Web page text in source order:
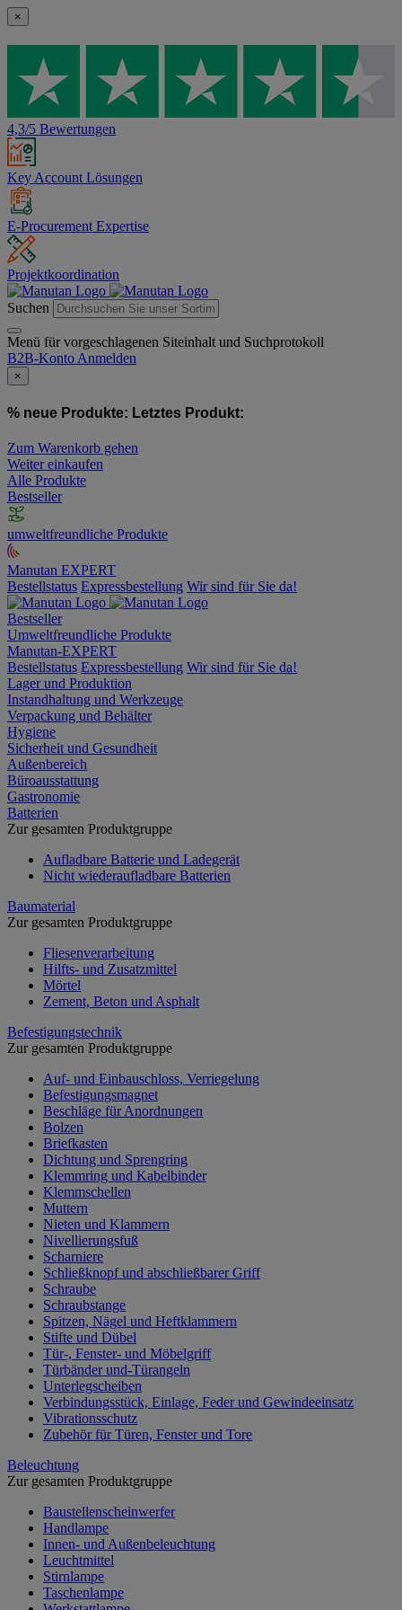
×
4,3/5 Bewertungen
Key Account Lösungen
E-Procurement Expertise
Projektkoordination
Suchen
Menü für vorgeschlagenen Siteinhalt und Suchprotokoll
B2B-Konto Anmelden
×
% neue Produkte: Letztes Produkt:
Zum Warenkorb gehen
Weiter einkaufen
Alle Produkte
Bestseller
umweltfreundliche Produkte
Manutan EXPERT
Bestellstatus Expressbestellung Wir sind für Sie da!
Bestseller
Umweltfreundliche Produkte
Manutan-EXPERT
Bestellstatus Expressbestellung Wir sind für Sie da!
Lager und Produktion
Instandhaltung und Werkzeuge
Verpackung und Behälter
Hygiene
Sicherheit und Gesundheit
Außenbereich
Büroausstattung
Gastronomie
Batterien
Zur gesamten Produktgruppe
Aufladbare Batterie und Ladegerät
Nicht wiederaufladbare Batterien
Baumaterial
Zur gesamten Produktgruppe
Fliesenverarbeitung
Hilfts- und Zusatzmittel
Mörtel
Zement, Beton und Asphalt
Befestigungstechnik
Zur gesamten Produktgruppe
Auf- und Einbauschloss, Verriegelung
Befestigungsmagnet
Beschläge für Anordnungen
Bolzen
Briefkasten
Dichtung und Sprengring
Klemmring und Kabelbinder
Klemmschellen
Muttern
Nieten und Klammern
Nivellierungsfuß
Scharniere
Schließknopf und abschließbarer Griff
Schraube
Schraubstange
Spitzen, Nägel und Heftklammern
Stifte und Dübel
Tür-, Fenster- und Möbelgriff
Türbänder und-Türangeln
Unterlegscheiben
Verbindungsstück, Einlage, Feder und Gewindeeinsatz
Vibrationsschutz
Zubehör für Türen, Fenster und Tore
Beleuchtung
Zur gesamten Produktgruppe
Baustellenscheinwerfer
Handlampe
Innen- und Außenbeleuchtung
Leuchtmittel
Stirnlampe
Taschenlampe